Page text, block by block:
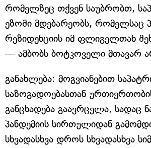
რომელზეც თქვენ საუბრობთ,
ეზოში მდებარეობს, რომელსაც
რეზიდენციის იმ ფლიგელთან
— ამბობს ბოტკოველი მთავარ
განახლება: მოგვიანებით
საზოგადოებასთან
განცხადება გაავრცელა, სადაც
პანდემიის სირთულიდან
სხვადასხვა დროს სხვადასხვა